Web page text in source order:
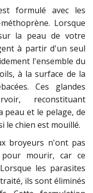
formulé avec les
Lorsque
la peau de votre
à partir d'un seul
l'ensemble du
à la surface de la
Ces glandes
reconstituant
et le pelage, de
le chien est mouillé.
broyeurs n'ont pas
mourir, car ce
les parasites
ils sont éliminés